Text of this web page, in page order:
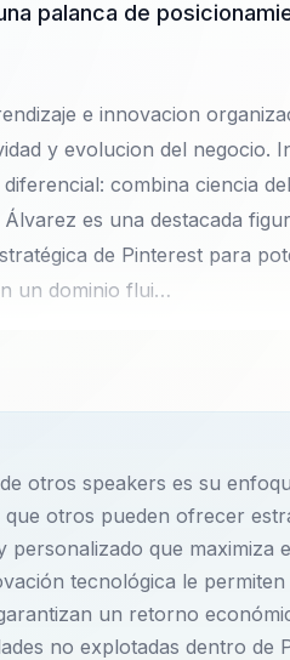
palanca de
e innovacion
y evolucion del negocio.
combina ciencia
es una destacada
de Pinterest para
un dominio flui…
en el ámbito del marketing
como del inglés, África
a descubrir y aprovechar
innovador y creativo
que se conviertan en
online en ganancias
otros speakers es su
otros pueden ofrecer
que maximiza
tecnológica le
un retorno
no explotadas dentro de